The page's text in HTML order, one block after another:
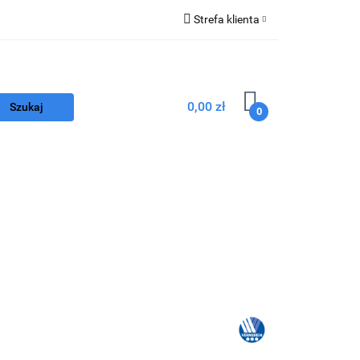
Strefa klienta
Dodaj zgłoszenie
0,00 zł 0